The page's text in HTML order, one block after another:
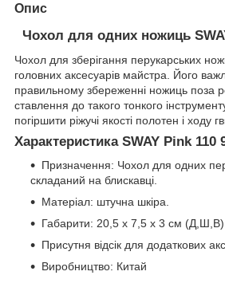
Опис
Чохол для одних ножиць
Чохол для зберігання перукарських
головних аксесуарів майстра. Його
правильному збереженні ножиць поза
ставлення до такого тонкого
погіршити ріжучі якості полотен і ходу
Характеристика SWAY Pink 110
Призначення: Чохол для одних
складаний на блискавці.
Матеріал: штучна шкіра.
Габарити: 20,5 х 7,5 х 3 см
Присутня відсік для додаткових
Виробництво: Китай